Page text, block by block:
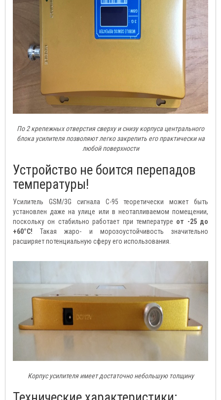
По 2 крепежных отверстия сверху и снизу корпуса центрального
блока усилителя позволяют легко закрепить его практически на
любой поверхности
Устройство не боится перепадов
температуры!
Усилитель GSM/3G сигнала C-95 теоретически может быть
установлен даже на улице или в неотапливаемом помещении,
поскольку он стабильно работает при температуре от -25 до
+60°С! Такая жаро- и морозоустойчивость значительно
расширяет потенциальную сферу его использования.
Корпус усилителя имеет достаточно небольшую толщину